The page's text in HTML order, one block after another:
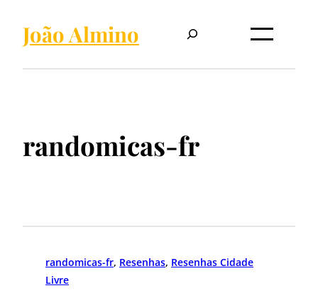
João Almino
randomicas-fr
randomicas-fr, Resenhas, Resenhas Cidade
Livre